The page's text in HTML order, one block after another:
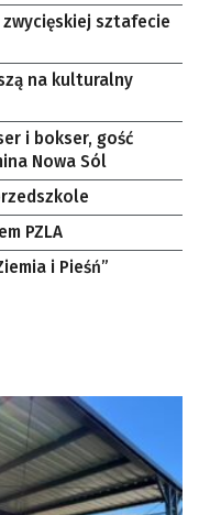
zwycięskiej sztafecie
na kulturalny
i bokser, gość
Nowa Sól
PZLA
i Pieśń”